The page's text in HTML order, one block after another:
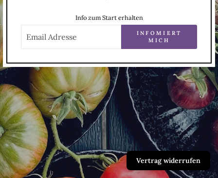
Info zum Start erhalten
MAIL
INFOMIERT
MICH
. Vertrag widerrufen